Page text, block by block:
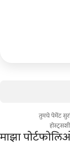
तुमचे पेमेंट
माझा